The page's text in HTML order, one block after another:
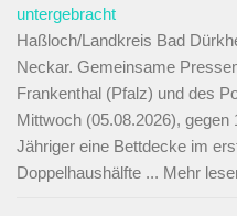
untergebracht
Haßloch/Landkreis Bad
Neckar. Gemeinsame
Frankenthal (Pfalz) und des
Mittwoch (05.08.2026), gegen
Jähriger eine Bettdecke im
Doppelhaushälfte ... Mehr